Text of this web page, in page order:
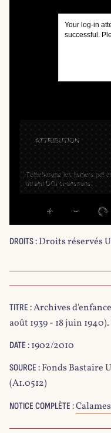
ATTRIBUTION
Téléchargez les fichiers pdf
du lien DOI ci-dessous.
Your log-in
successful.
DROITS : Droits réservés
TITRE :Archives
août 1939 - 18 juin
DATE : 1902/2010
SOURCE : Fonds Bastaire
(A1.0512)
NOTICE COMPLÈTE :Calames